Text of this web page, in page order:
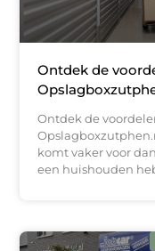
Ontdek de
Ontdek de
komt vaker voor
een huishouden